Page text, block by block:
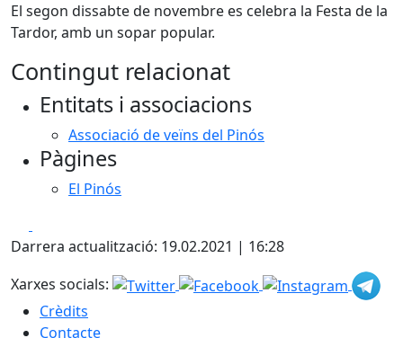
El segon dissabte de novembre es celebra la Festa de la
Tardor, amb un sopar popular.
Contingut relacionat
Entitats i associacions
Associació de veïns del Pinós
Pàgines
El Pinós
Darrera actualització: 19.02.2021 | 16:28
Xarxes socials:
Crèdits
Contacte